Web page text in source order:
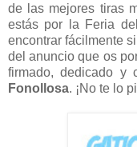
de las mejores tiras
estás por la Feria
encontrar fácilmente
del anuncio que os
firmado, dedicado y
Fonollosa. ¡No te lo